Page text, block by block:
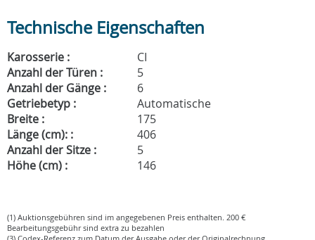
Technische Eigenschaften
Karosserie :
CI
Anzahl der Türen :
5
Anzahl der Gänge :
6
Getriebetyp :
Automatische
Breite :
175
Länge (cm): :
406
Anzahl der Sitze :
5
Höhe (cm) :
146
(1) Auktionsgebühren sind im angegebenen Preis enthalten. 200 €
Bearbeitungsgebühr sind extra zu bezahlen